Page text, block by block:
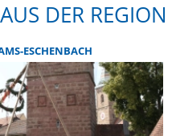
DER REGION
ESCHENBACH